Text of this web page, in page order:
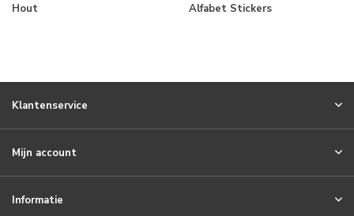
Hout Alfabet Stickers
Klantenservice
Mijn account
Informatie